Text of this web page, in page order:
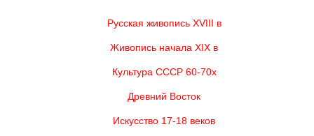
Русская живопись XVIII в
Живопись начала XIX в
Культура СССР 60-70х
Древний Восток
Искусство 17-18 веков